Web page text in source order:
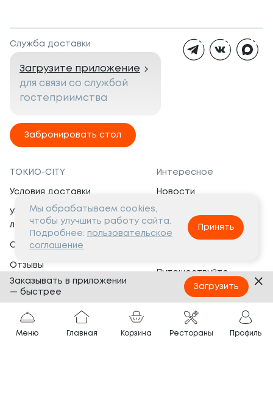
Служба доставки
Загрузите приложение
для связи со службой
гостеприимства
Забронировать стол
ТОКИО-CITY
Условия доставки
Условия программы
лояльности
Сертификаты
Отзывы
Банкеты
Вопросы и ответы
Интересное
Новости
Вакансии
Социальная жизнь
Путешествуйте
с ТОКИО-CITY
Партнёрам
Франшиза
Меню Главная Корзина Рестораны Профиль
Мы обрабатываем cookies,
чтобы улучшить работу сайта.
Подробнее: пользовательское
соглашение
Принять
Заказывать в приложении
— быстрее
Загрузить